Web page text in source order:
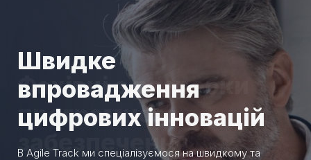
Швидке
впровадження
цифрових інновацій
В Agile Track ми спеціалізуємося на швидкому та